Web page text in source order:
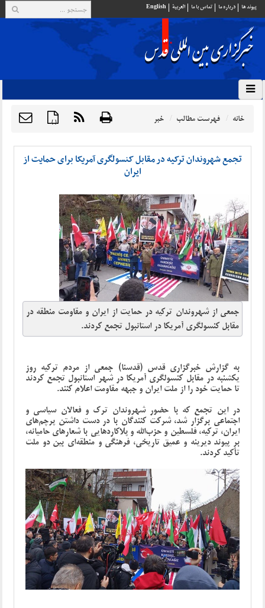
پيوند ها درباره ما تماس با ما العربية English
{ } خانه فهرست مطالب خبر
تجمع شهروندان ترکیه در مقابل کنسولگری آمریکا برای حمایت از
ایران
جمعی از شهروندان ترکیه در حمایت از ایران و مقاومت منطقه در
مقابل کنسولگری آمریکا در استانبول تجمع کردند.
به گزارش خبرگزاری قدس (قدسنا) جمعی از مردم ترکیه روز
یکشنبه در مقابل کنسولگری آمریکا در شهر استانبول تجمع کردند
تا حمایت خود را از ملت ایران و جبهه مقاومت اعلام کنند.
در این تجمع که با حضور شهروندان ترک و فعالان سیاسی و
اجتماعی برگزار شد، شرکت کنندگان با در دست داشتن پرچم‌های
ایران، ترکیه، فلسطین و حزب‌الله و پلاکاردهایی با شعارهای حامیانه،
بر پیوند دیرینه و عمیق تاریخی، فرهنگی و منطقه‌ای بین دو ملت
تأکید کردند.